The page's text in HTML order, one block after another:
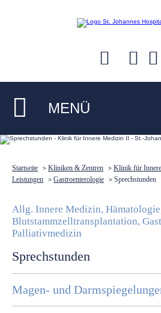
MENÜ
Startseite > Kliniken & Zentren > Klinik für
Leistungen
> Gastroenterologie > Sprechstunden
Allg. Innere Medizin,
Blutstammzelltransplantation,
Palliativmedizin
Sprechstunden
Magen- und